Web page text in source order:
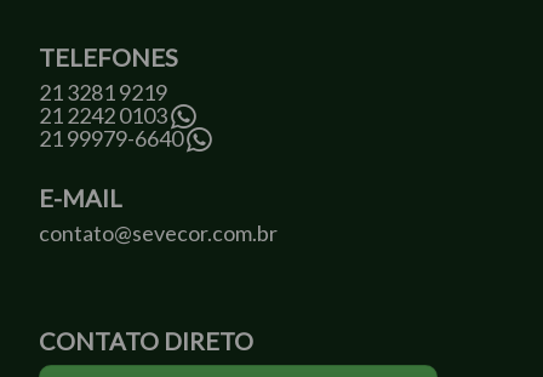
TELEFONES
21 3281 9219
21 2242 0103
21 99979-6640
E-MAIL
contato@sevecor.com.br
CONTATO DIRETO